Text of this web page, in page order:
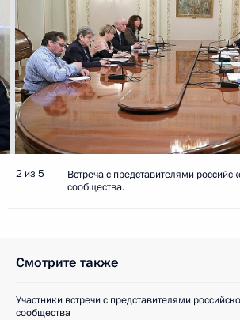
2 из 5
Встреча с представителями
сообщества.
Смотрите также
Участники встречи с представителями
сообщества